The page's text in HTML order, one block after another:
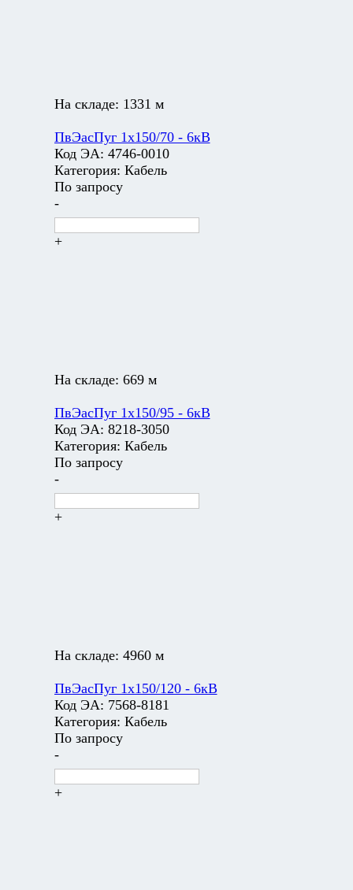
На складе: 1331 м
ПвЭасПуг 1х150/70 - 6кВ
Код ЭА: 4746-0010
Категория: Кабель
По запросу
-
+
На складе: 669 м
ПвЭасПуг 1х150/95 - 6кВ
Код ЭА: 8218-3050
Категория: Кабель
По запросу
-
+
На складе: 4960 м
ПвЭасПуг 1х150/120 - 6кВ
Код ЭА: 7568-8181
Категория: Кабель
По запросу
-
+